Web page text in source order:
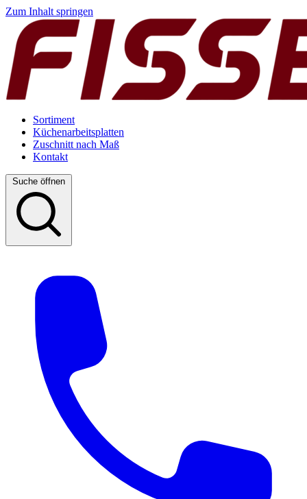
Zum Inhalt springen
Sortiment
Küchenarbeitsplatten
Zuschnitt nach Maß
Kontakt
Suche öffnen